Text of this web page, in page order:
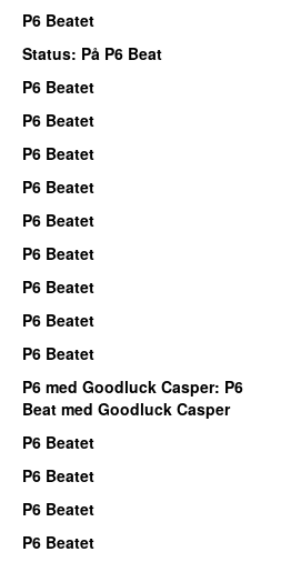
P6 Beatet
Status: På P6 Beat
P6 Beatet
P6 Beatet
P6 Beatet
P6 Beatet
P6 Beatet
P6 Beatet
P6 Beatet
P6 Beatet
P6 Beatet
P6 med Goodluck Casper: P6
Beat med Goodluck Casper
P6 Beatet
P6 Beatet
P6 Beatet
P6 Beatet